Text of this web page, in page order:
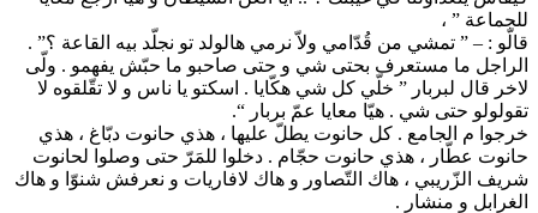
للجماعة ” ،
قالّو : – ” تمشي من قُدّامي ولاّ نرمي هالولد تو نجلّد بيه القاعة ؟” .
الراجل ما مستعرف بحتى شي و حتى صاحبو ما حبّش يفهمو . ولّى
لاخر قال لبربار ” خلّي كل شي هكّايا . اسكتو يا ناس و لا تقّلقوه لا
تقولولو حتى شي . هيّا معايا عمّ بربار “.
خرجوا م الجامع . كل حانوت يطلّ عليها ، هذي حانوت دبّاغ ، هذي
حانوت عطّار ، هذي حانوت حجّام . دخلوا للمَرّ حتى وصلوا لحانوت
شريف الزّريبي ، هاك التّصاور و هاك لافاريات و نعرفش شنوّا و هاك
الغرابل و منشار .